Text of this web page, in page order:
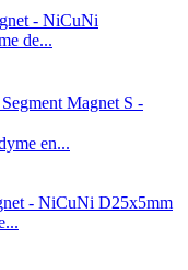
de...
en...
D25x5mm